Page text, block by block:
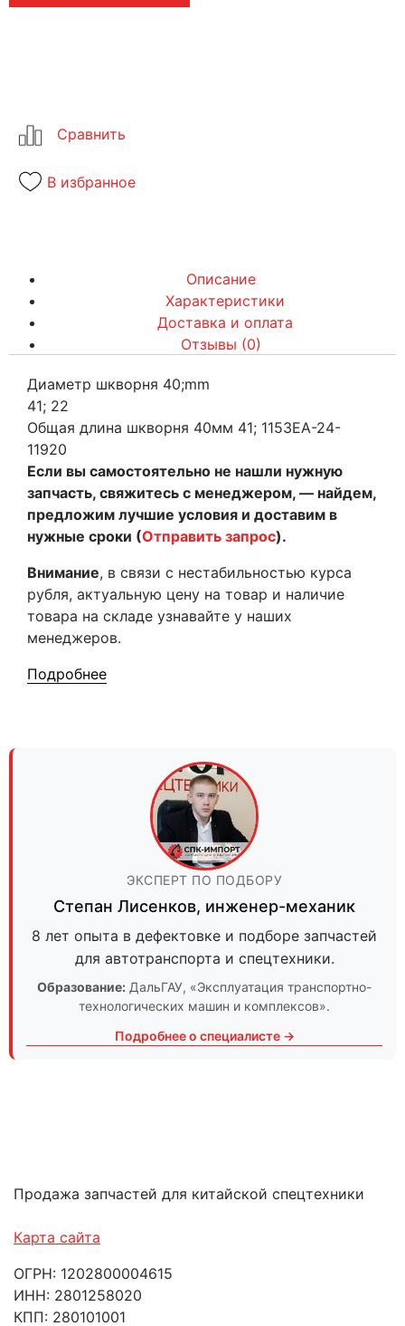
В избранное
Описание
Характеристики
Доставка и оплата
Отзывы (0)
Диаметр шкворня 40;mm
41; 22
Общая длина шкворня 40мм 41; 1153EA-24-
11920
Если вы самостоятельно не нашли нужную
запчасть, свяжитесь с менеджером, — найдем,
предложим лучшие условия и доставим в
нужные сроки (Отправить запрос).
Внимание, в связи с нестабильностью курса
рубля, актуальную цену на товар и наличие
товара на складе узнавайте у наших
менеджеров.
Подробнее
ЭКСПЕРТ ПО ПОДБОРУ
Степан Лисенков, инженер-механик
8 лет опыта в дефектовке и подборе запчастей
для автотранспорта и спецтехники.
Образование: ДальГАУ, «Эксплуатация транспортно-
технологических машин и комплексов».
Подробнее о специалисте →
Продажа запчастей для китайской спецтехники
Карта сайта
ОГРН: 1202800004615
ИНН: 2801258020
КПП: 280101001